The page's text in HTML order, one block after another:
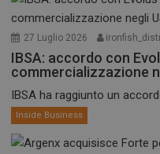
27 Luglio 2026
IBSA: accordo con
commercializzazione
IBSA ha raggiunto un
Inside Business